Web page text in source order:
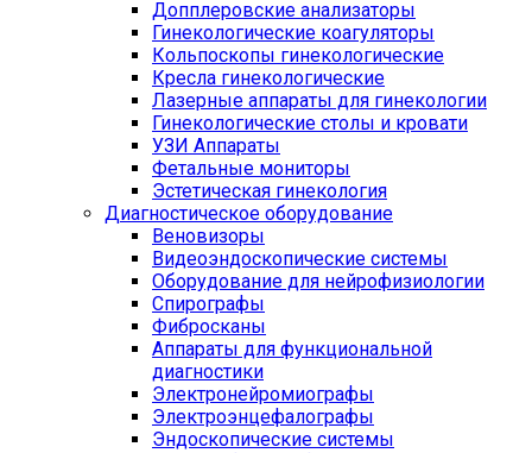
Допплеровские анализаторы
Гинекологические коагуляторы
Кольпоскопы гинекологические
Кресла гинекологические
Лазерные аппараты для гинекологии
Гинекологические столы и кровати
УЗИ Аппараты
Фетальные мониторы
Эстетическая гинекология
Диагностическое оборудование
Веновизоры
Видеоэндоскопические системы
Оборудование для нейрофизиологии
Спирографы
Фибросканы
Аппараты для функциональной
диагностики
Электронейромиографы
Электроэнцефалографы
Эндоскопические системы